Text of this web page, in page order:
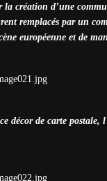
création d’une
remplacés par un
européenne et de
décor de carte